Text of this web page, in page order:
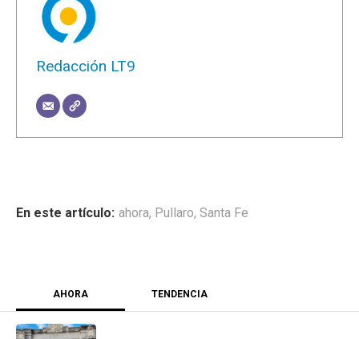
Redacción LT9
ahora, Pullaro, Santa Fe
AHORA TENDENCIA